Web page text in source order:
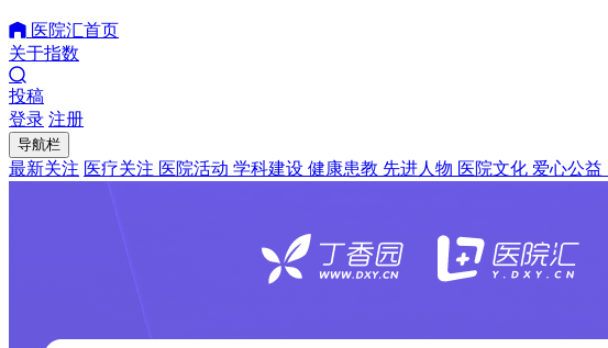
医院汇首页
关于指数
投稿
登录 注册
导航栏
最新关注 医疗关注 医院活动 学科建设 健康患教 先进人物 医院文化 爱心公益